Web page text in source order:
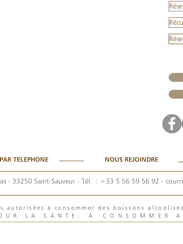
TELEPHONE NOUS REJOINDRE
- 33250 Saint-Sauveur - Tél. : +33 5 56 59 56 92 -
autorisées à consommer des boissons
LA SANTE. À CONSOMMER